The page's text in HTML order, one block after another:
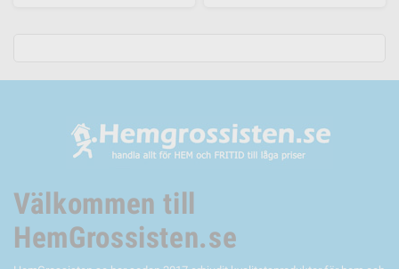
Välkommen till
HemGrossisten.se